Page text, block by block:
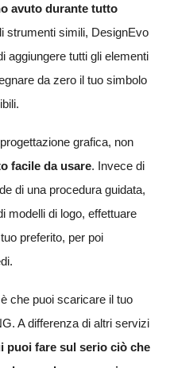
avuto durante tutto
strumenti simili, DesignEvo
aggiungere tutti gli elementi
da zero il tuo simbolo
grafica, non
facile da usare. Invece di
di una procedura guidata,
modelli di logo, effettuare
preferito, per poi
che puoi scaricare il tuo
A differenza di altri servizi
puoi fare sul serio ciò che